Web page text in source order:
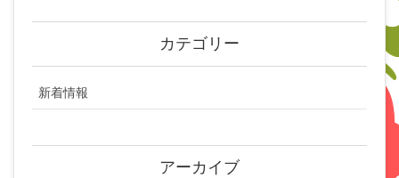
カテゴリー
新着情報
アーカイブ